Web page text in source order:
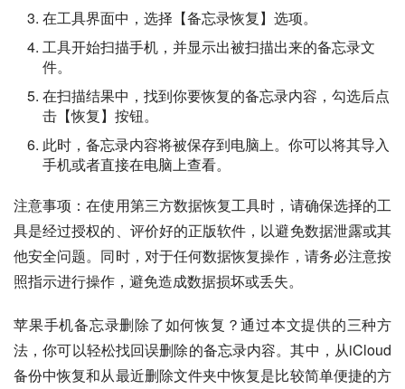
在工具界面中，选择【备忘录恢复】选项。
工具开始扫描手机，并显示出被扫描出来的备忘录文
件。
在扫描结果中，找到你要恢复的备忘录内容，勾选后点
击【恢复】按钮。
此时，备忘录内容将被保存到电脑上。你可以将其导入
手机或者直接在电脑上查看。
注意事项：在使用第三方数据恢复工具时，请确保选择的工
具是经过授权的、评价好的正版软件，以避免数据泄露或其
他安全问题。同时，对于任何数据恢复操作，请务必注意按
照指示进行操作，避免造成数据损坏或丢失。
苹果手机备忘录删除了如何恢复？通过本文提供的三种方
法，你可以轻松找回误删除的备忘录内容。其中，从iCloud
备份中恢复和从最近删除文件夹中恢复是比较简单便捷的方